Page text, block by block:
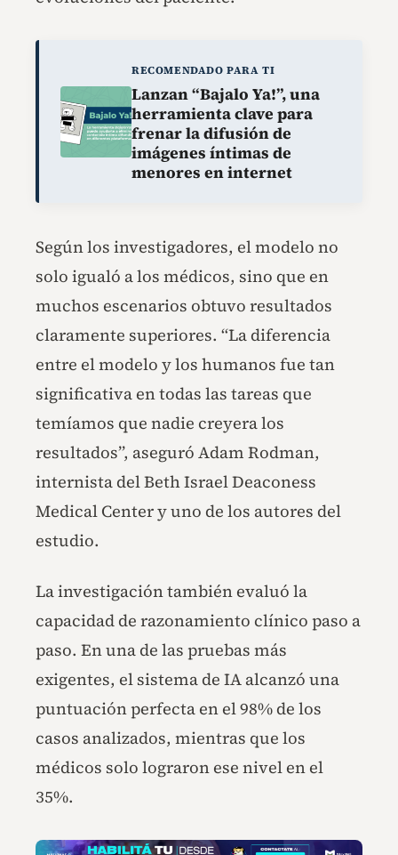
RECOMENDADO PARA TI
Lanzan “Bajalo Ya!”, una
herramienta clave para
frenar la difusión de
imágenes íntimas de
menores en internet
Según los investigadores, el modelo no
solo igualó a los médicos, sino que en
muchos escenarios obtuvo resultados
claramente superiores. “La diferencia
entre el modelo y los humanos fue tan
significativa en todas las tareas que
temíamos que nadie creyera los
resultados”, aseguró Adam Rodman,
internista del Beth Israel Deaconess
Medical Center y uno de los autores del
estudio.
La investigación también evaluó la
capacidad de razonamiento clínico paso a
paso. En una de las pruebas más
exigentes, el sistema de IA alcanzó una
puntuación perfecta en el 98% de los
casos analizados, mientras que los
médicos solo lograron ese nivel en el
35%.